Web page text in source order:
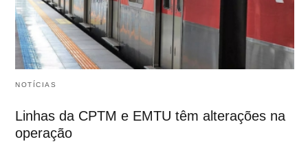
NOTÍCIAS
Linhas da CPTM e EMTU têm alterações na
operação